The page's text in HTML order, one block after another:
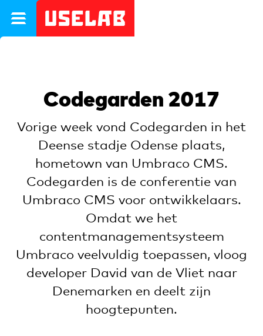
Codegarden 2017
Vorige week vond Codegarden in het
Deense stadje Odense plaats,
hometown van Umbraco CMS.
Codegarden is de conferentie van
Umbraco CMS voor ontwikkelaars.
Omdat we het
contentmanagementsysteem
Umbraco veelvuldig toepassen, vloog
developer David van de Vliet naar
Denemarken en deelt zijn
hoogtepunten.